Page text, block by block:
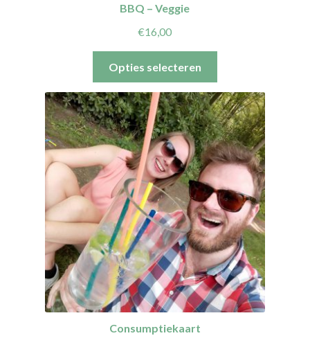
BBQ – Veggie
€16,00
Opties selecteren
Consumptiekaart